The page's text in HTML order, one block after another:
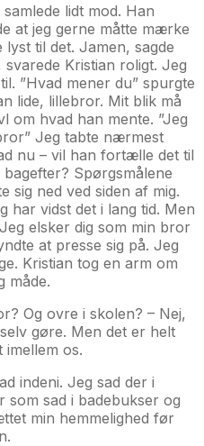
lidt mod. Han
at jeg gerne måtte mærke
lyst til det. Jamen, sagde
Kristian roligt. Jeg
”Hvad mener du” spurgte
lide, lillebror. Mit blik må
om hvad han mente. ”Jeg
Jeg tabte nærmest
nu – vil han fortælle det til
Spørgsmålene
sig ned ved siden af mig.
har vidst det i lang tid. Men
elsker dig som min bror
at presse sig på. Jeg
Kristian tog en arm om
måde.
Og ovre i skolen? – Nej,
gøre. Men det er helt
os.
indeni. Jeg sad der i
som sad i badebukser og
min hemmelighed før